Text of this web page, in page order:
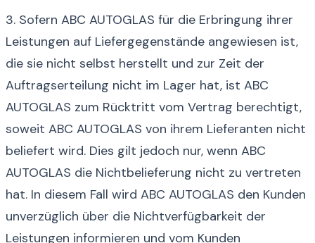
3. Sofern ABC AUTOGLAS für die Erbringung ihrer
Leistungen auf Liefergegenstände angewiesen ist,
die sie nicht selbst herstellt und zur Zeit der
Auftragserteilung nicht im Lager hat, ist ABC
AUTOGLAS zum Rücktritt vom Vertrag berechtigt,
soweit ABC AUTOGLAS von ihrem Lieferanten nicht
beliefert wird. Dies gilt jedoch nur, wenn ABC
AUTOGLAS die Nichtbelieferung nicht zu vertreten
hat. In diesem Fall wird ABC AUTOGLAS den Kunden
unverzüglich über die Nichtverfügbarkeit der
Leistungen informieren und vom Kunden